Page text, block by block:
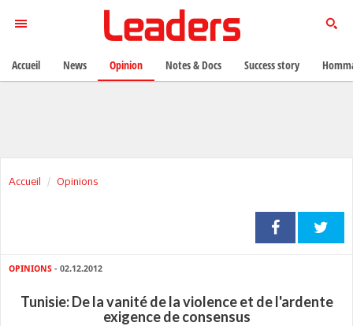
Accueil Opinions
OPINIONS - 02.12.2012
Tunisie: De la vanité de la violence et de l'ardente
exigence de consensus
Accueil News Opinion Notes & Docs Success story